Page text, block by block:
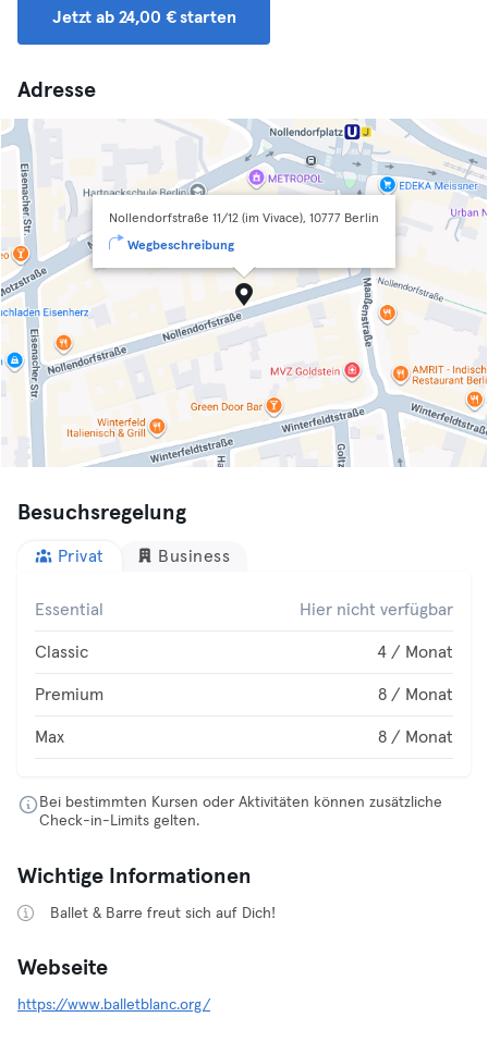
Jetzt ab 24,00 € starten
Adresse
Nollendorfstraße 11/12 (im Vivace), 10777 Berlin
Wegbeschreibung
Besuchsregelung
Privat Business
Essential Hier nicht verfügbar
Classic 4 / Monat
Premium 8 / Monat
Max 8 / Monat
Bei bestimmten Kursen oder Aktivitäten können zusätzliche
Check-in-Limits gelten.
Wichtige Informationen
Ballet & Barre freut sich auf Dich!
Webseite
https://www.balletblanc.org/